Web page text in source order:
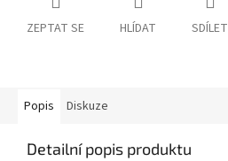
ZEPTAT SE HLÍDAT SDÍLET
Popis Diskuze
Detailní popis produktu